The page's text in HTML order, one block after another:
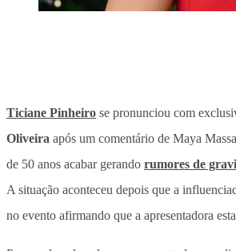
Ticiane Pinheiro se pronunciou com
Oliveira após um comentário de Maya
de 50 anos acabar gerando rumores de
A situação aconteceu depois que a
no evento afirmando que a apresentadora